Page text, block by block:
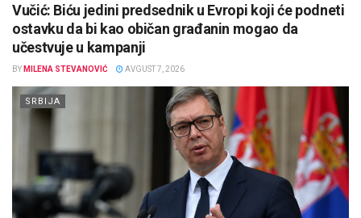
Vučić: Biću jedini predsednik u Evropi koji će podneti
ostavku da bi kao običan građanin mogao da
učestvuje u kampanji
BY MILENA STEVANOVIĆ AVGUST 7, 2026
SRBIJA